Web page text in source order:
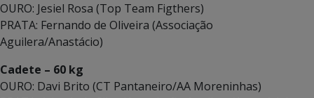
OURO: Jesiel Rosa (Top Team Figthers)
PRATA: Fernando de Oliveira (Associação
Aguilera/Anastácio)
Cadete – 60 kg
OURO: Davi Brito (CT Pantaneiro/AA Moreninhas)